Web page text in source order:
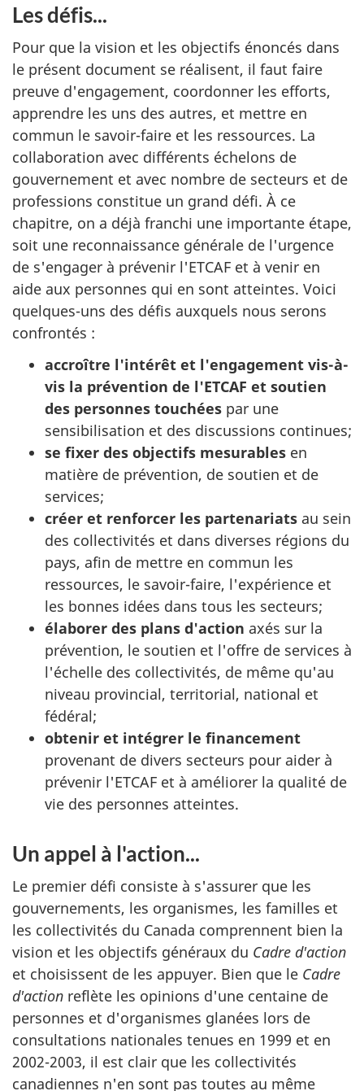
Les défis...
Pour que la vision et les objectifs énoncés dans
le présent document se réalisent, il faut faire
preuve d'engagement, coordonner les efforts,
apprendre les uns des autres, et mettre en
commun le savoir-faire et les ressources. La
collaboration avec différents échelons de
gouvernement et avec nombre de secteurs et de
professions constitue un grand défi. À ce
chapitre, on a déjà franchi une importante étape,
soit une reconnaissance générale de l'urgence
de s'engager à prévenir l'ETCAF et à venir en
aide aux personnes qui en sont atteintes. Voici
quelques-uns des défis auxquels nous serons
confrontés :
accroître l'intérêt et l'engagement vis-à-
vis la prévention de l'ETCAF et soutien
des personnes touchées par une
sensibilisation et des discussions continues;
se fixer des objectifs mesurables en
matière de prévention, de soutien et de
services;
créer et renforcer les partenariats au sein
des collectivités et dans diverses régions du
pays, afin de mettre en commun les
ressources, le savoir-faire, l'expérience et
les bonnes idées dans tous les secteurs;
élaborer des plans d'action axés sur la
prévention, le soutien et l'offre de services à
l'échelle des collectivités, de même qu'au
niveau provincial, territorial, national et
fédéral;
obtenir et intégrer le financement
provenant de divers secteurs pour aider à
prévenir l'ETCAF et à améliorer la qualité de
vie des personnes atteintes.
Un appel à l'action...
Le premier défi consiste à s'assurer que les
gouvernements, les organismes, les familles et
les collectivités du Canada comprennent bien la
vision et les objectifs généraux du Cadre d'action
et choisissent de les appuyer. Bien que le Cadre
d'action reflète les opinions d'une centaine de
personnes et d'organismes glanées lors de
consultations nationales tenues en 1999 et en
2002-2003, il est clair que les collectivités
canadiennes n'en sont pas toutes au même